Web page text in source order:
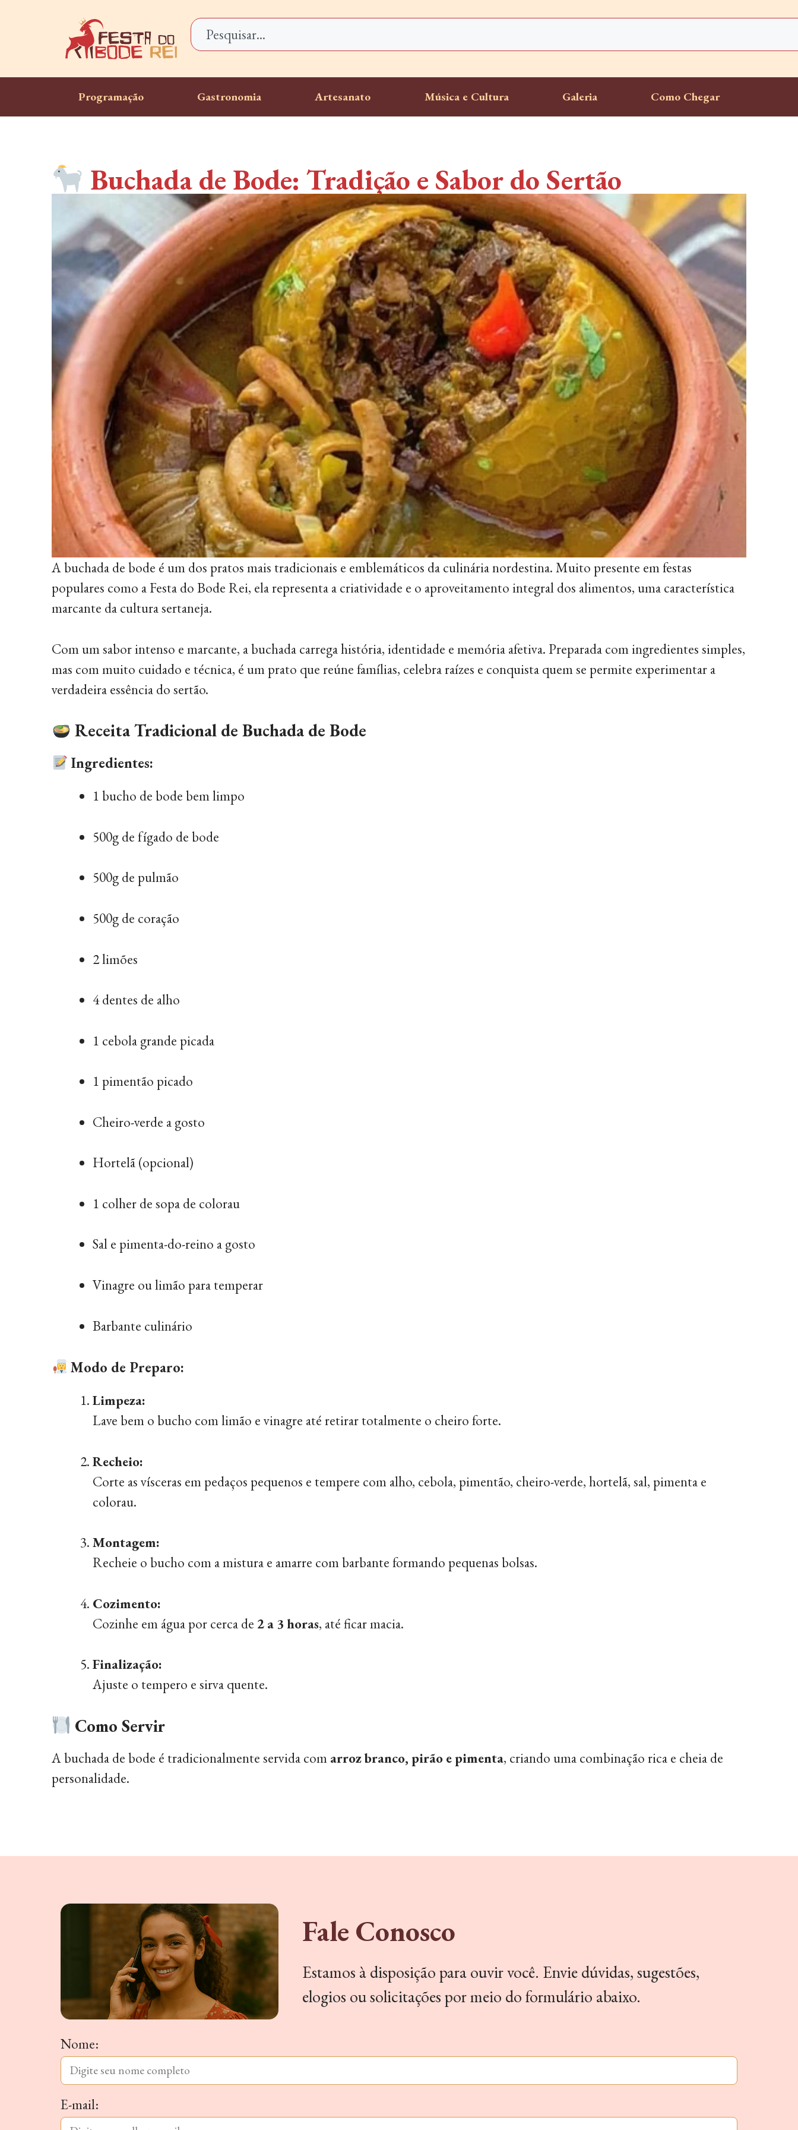
Programação Gastronomia Artesanato Música e Cultura Galeria Como Chegar
Buchada de Bode: Tradição e Sabor do Sertão
A buchada de bode é um dos pratos mais tradicionais e emblemáticos da culinária nordestina. Muito presente em festas
populares como a Festa do Bode Rei, ela representa a criatividade e o aproveitamento integral dos alimentos, uma característica
marcante da cultura sertaneja.
Com um sabor intenso e marcante, a buchada carrega história, identidade e memória afetiva. Preparada com ingredientes simples,
mas com muito cuidado e técnica, é um prato que reúne famílias, celebra raízes e conquista quem se permite experimentar a
verdadeira essência do sertão.
Receita Tradicional de Buchada de Bode
Ingredientes:
1 bucho de bode bem limpo
500g de fígado de bode
500g de pulmão
500g de coração
2 limões
4 dentes de alho
1 cebola grande picada
1 pimentão picado
Cheiro-verde a gosto
Hortelã (opcional)
1 colher de sopa de colorau
Sal e pimenta-do-reino a gosto
Vinagre ou limão para temperar
Barbante culinário
Modo de Preparo:
Limpeza:
Lave bem o bucho com limão e vinagre até retirar totalmente o cheiro forte.
Recheio:
Corte as vísceras em pedaços pequenos e tempere com alho, cebola, pimentão, cheiro-verde, hortelã, sal, pimenta e
colorau.
Montagem:
Recheie o bucho com a mistura e amarre com barbante formando pequenas bolsas.
Cozimento:
Cozinhe em água por cerca de 2 a 3 horas, até ficar macia.
Finalização:
Ajuste o tempero e sirva quente.
Como Servir
A buchada de bode é tradicionalmente servida com arroz branco, pirão e pimenta, criando uma combinação rica e cheia de
personalidade.
Fale Conosco
Estamos à disposição para ouvir você. Envie dúvidas, sugestões,
elogios ou solicitações por meio do formulário abaixo.
Nome:
E-mail: